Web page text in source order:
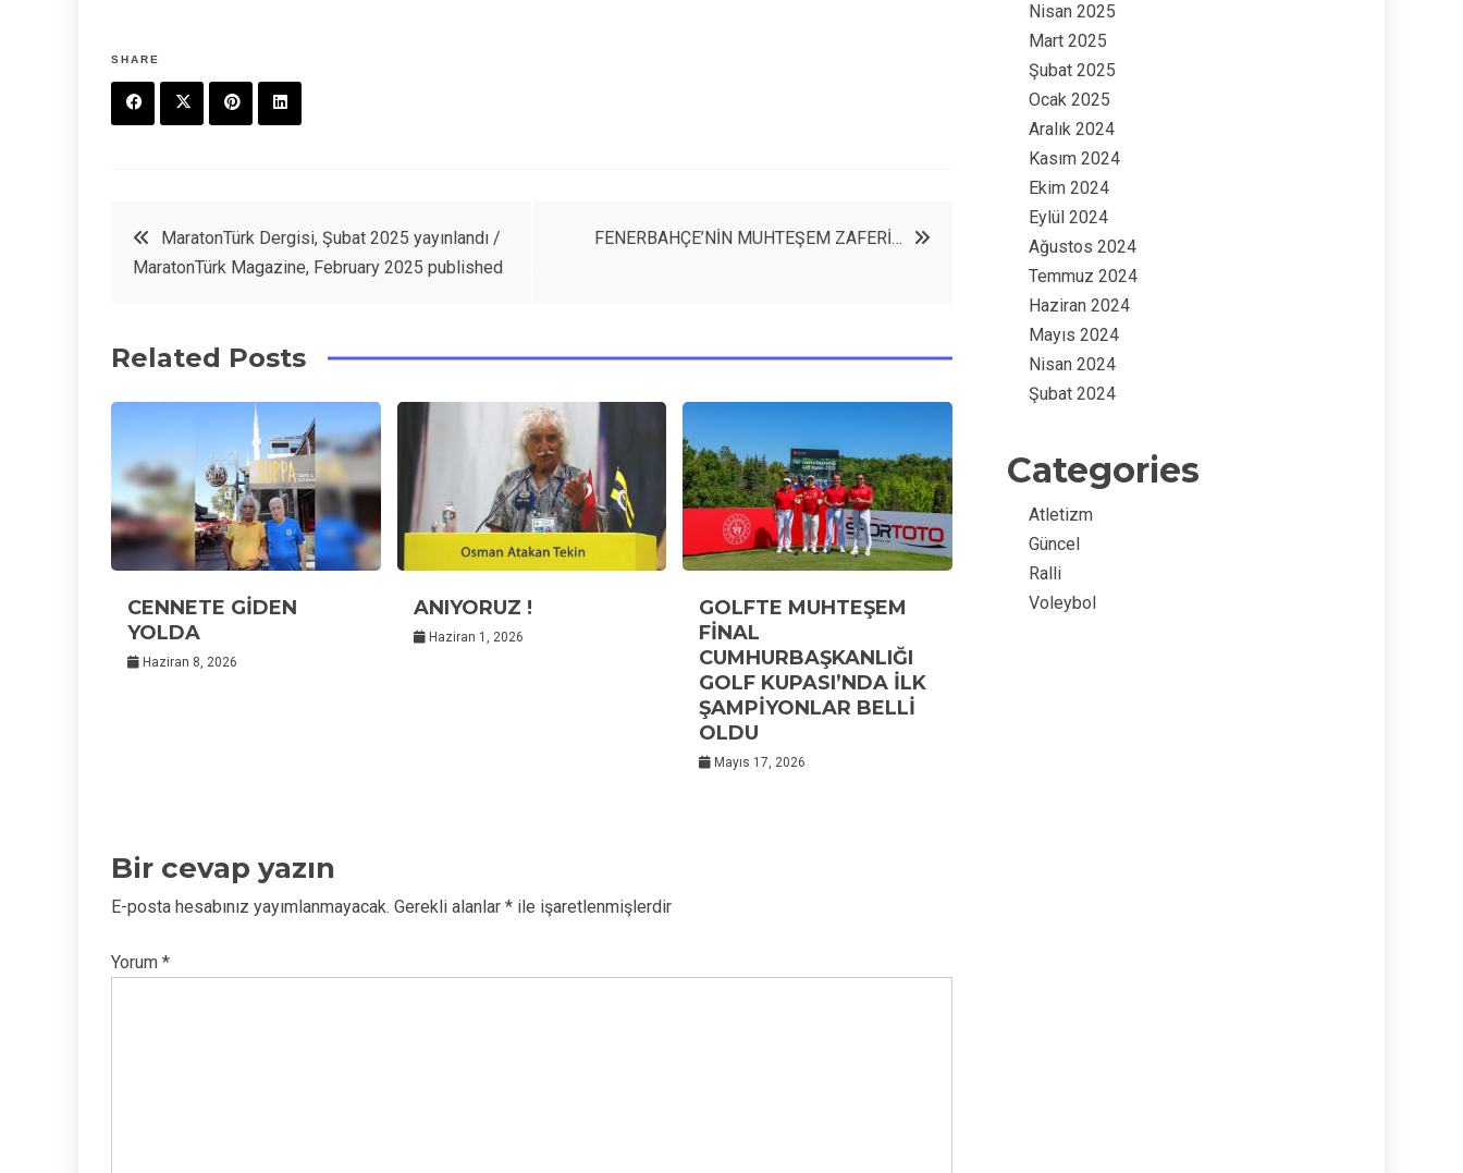
SHARE
o
k
t
e
t
e
Yazı
dolaşımı
MaratonTürk Dergisi, Şubat 2025 yayınlandı /
MaratonTürk Magazine, February 2025 published
FENERBAHÇE’NİN MUHTEŞEM ZAFERİ…
Related Posts
CENNETE GİDEN
YOLDA
Haziran 8, 2026
ANIYORUZ !
Haziran 1, 2026
GOLFTE MUHTEŞEM
FİNAL
CUMHURBAŞKANLIĞI
GOLF KUPASI’NDA İLK
ŞAMPİYONLAR BELLİ
OLDU
Mayıs 17, 2026
Bir cevap yazın
E-posta hesabınız yayımlanmayacak. Gerekli alanlar * ile işaretlenmişlerdir
Yorum *
Nisan 2025
Mart 2025
Şubat 2025
Ocak 2025
Aralık 2024
Kasım 2024
Ekim 2024
Eylül 2024
Ağustos 2024
Temmuz 2024
Haziran 2024
Mayıs 2024
Nisan 2024
Şubat 2024
Categories
Atletizm
Güncel
Ralli
Voleybol